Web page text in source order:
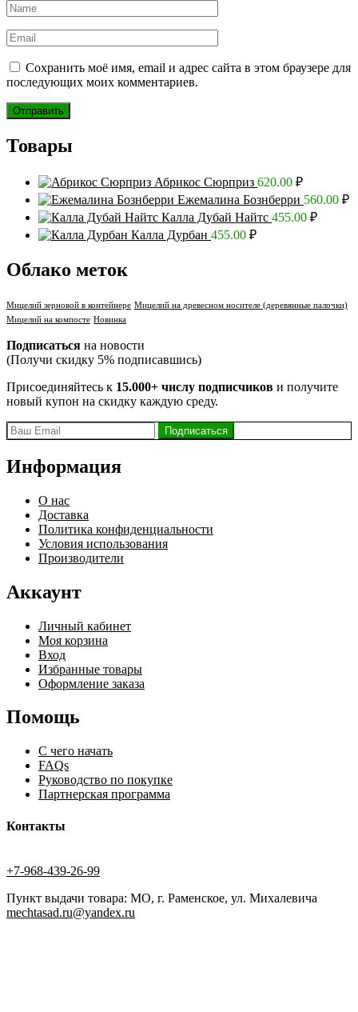
Сохранить моё имя, email и адрес сайта в этом браузере для
последующих моих комментариев.
Товары
Абрикос Сюрприз 620.00 ₽
Ежемалина Бознберри 560.00 ₽
Калла Дубай Найтс 455.00 ₽
Калла Дурбан 455.00 ₽
Облако меток
Мицелий зерновой в контейнере Мицелий на древесном носителе (деревянные палочки)
Мицелий на компосте Новинка
Подписаться на новости
(Получи скидку 5% подписавшись)
Присоединяйтесь к 15.000+ числу подписчиков и получите
новый купон на скидку каждую среду.
Информация
О нас
Доставка
Политика конфиденциальности
Условия использования
Производители
Аккаунт
Личный кабинет
Моя корзина
Вход
Избранные товары
Оформление заказа
Помощь
С чего начать
FAQs
Руководство по покупке
Партнерская программа
Контакты
+7-968-439-26-99
Пункт выдачи товара: МО, г. Раменское, ул. Михалевича
mechtasad.ru@yandex.ru